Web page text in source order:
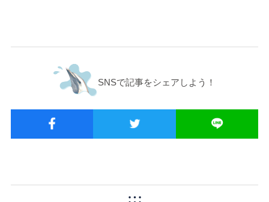
SNSで記事をシェアしよう！